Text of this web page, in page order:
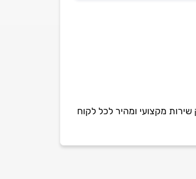
מורן מעניק שירות מקצועי ומהיר לכל לקוח